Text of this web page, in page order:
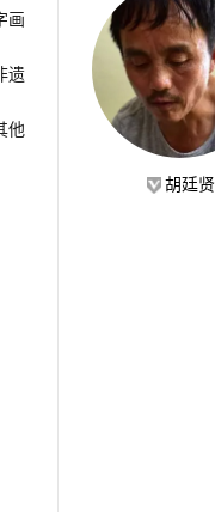
画
遗
他
胡廷贤